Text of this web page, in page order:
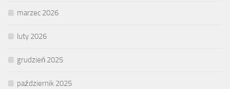
marzec 2026
luty 2026
grudzień 2025
październik 2025